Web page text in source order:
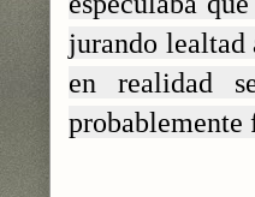
jurando
en realidad
probablemente